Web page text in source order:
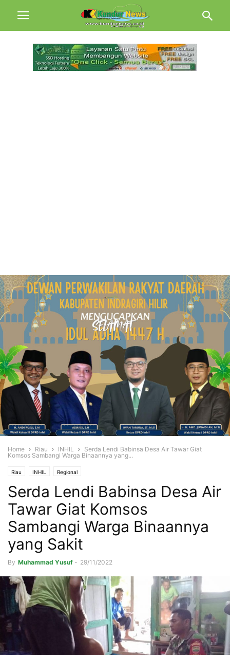
Home Riau INHIL
Serda Lendi Babinsa Desa Air Tawar Giat
Komsos Sambangi Warga Binaannya yang...
Riau INHIL Regional
Serda Lendi Babinsa Desa Air
Tawar Giat Komsos
Sambangi Warga Binaannya
yang Sakit
By Muhammad Yusuf - 29/11/2022